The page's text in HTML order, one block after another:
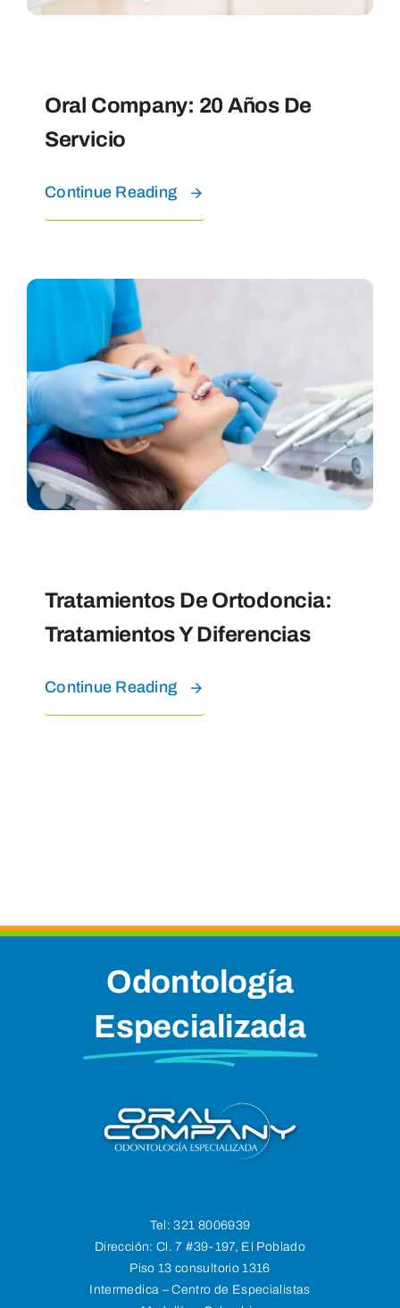
Oral Company: 20 Años De
Servicio
Continue Reading
Tratamientos De Ortodoncia:
Tratamientos Y Diferencias
Continue Reading
Odontología
Especializada
Tel:321 8006939
Dirección: Cl. 7 #39-197, El Poblado
Piso 13 consultorio 1316
Intermedica – Centro de Especialistas